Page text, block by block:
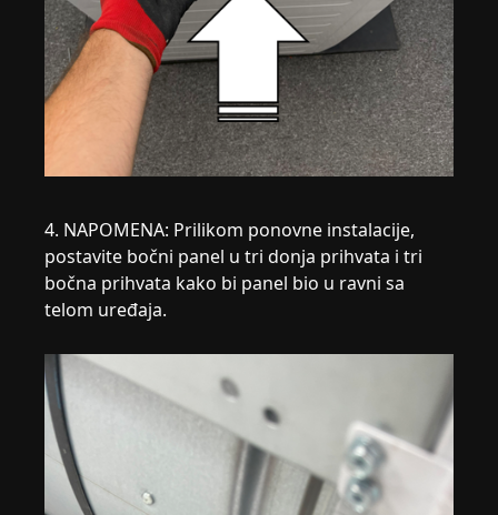
4. NAPOMENA: Prilikom ponovne instalacije,
postavite bočni panel u tri donja prihvata i tri
bočna prihvata kako bi panel bio u ravni sa
telom uređaja.